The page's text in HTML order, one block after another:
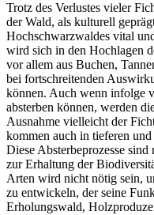
Trotz des Verlustes vieler
der Wald, als kulturell
Hochschwarzwaldes vital
wird sich in den Hochlagen
vor allem aus Buchen,
bei fortschreitenden
können. Auch wenn infolge
absterben können, werden
Ausnahme vielleicht der
kommen auch in tieferen
Diese Absterbeprozesse
zur Erhaltung der
Arten wird nicht nötig sein,
zu entwickeln, der seine
Erholungswald,